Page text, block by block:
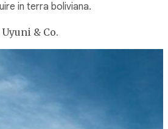
in terra boliviana.
& Co.